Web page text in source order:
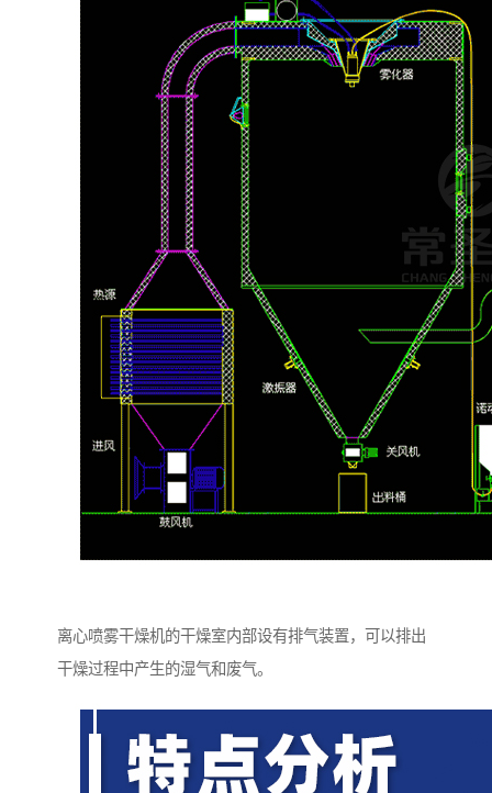
离心喷雾干燥机的干燥室内部设有排气装置，可以排出
干燥过程中产生的湿气和废气。